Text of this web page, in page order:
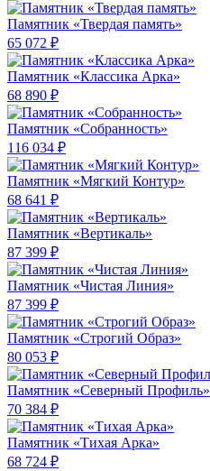
Памятник «Твердая память»
65 072 ₽
Памятник «Классика Арка»
68 890 ₽
Памятник «Собранность»
116 034 ₽
Памятник «Мягкий Контур»
68 641 ₽
Памятник «Вертикаль»
87 399 ₽
Памятник «Чистая Линия»
87 399 ₽
Памятник «Строгий Образ»
80 053 ₽
Памятник «Северный Профиль»
70 384 ₽
Памятник «Тихая Арка»
68 724 ₽